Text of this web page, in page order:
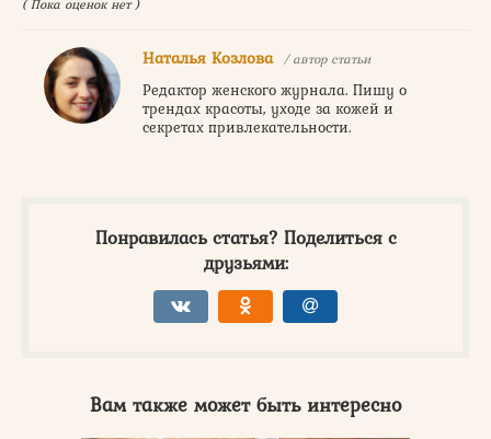
( Пока оценок нет )
Наталья Козлова / автор статьи
Редактор женского журнала. Пишу о
трендах красоты, уходе за кожей и
секретах привлекательности.
Понравилась статья? Поделиться с
друзьями:
Вам также может быть интересно